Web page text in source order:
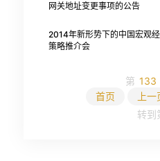
网关地址变更事项的公告
2014年新形势下的中国宏观
策略推介会
第 133
首页
上一
转到